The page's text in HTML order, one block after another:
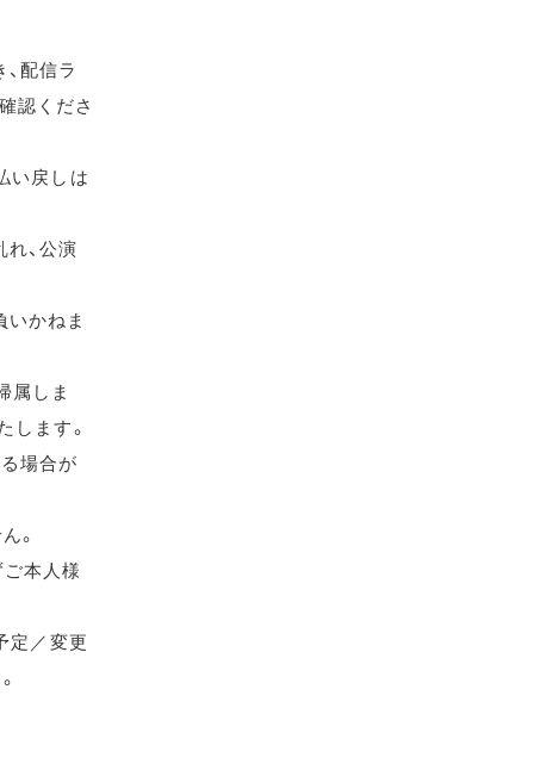
配信ラ
認くださ
い戻しは
、公演
いかねま
属しま
します。
場合が
。
本人様
定／変更